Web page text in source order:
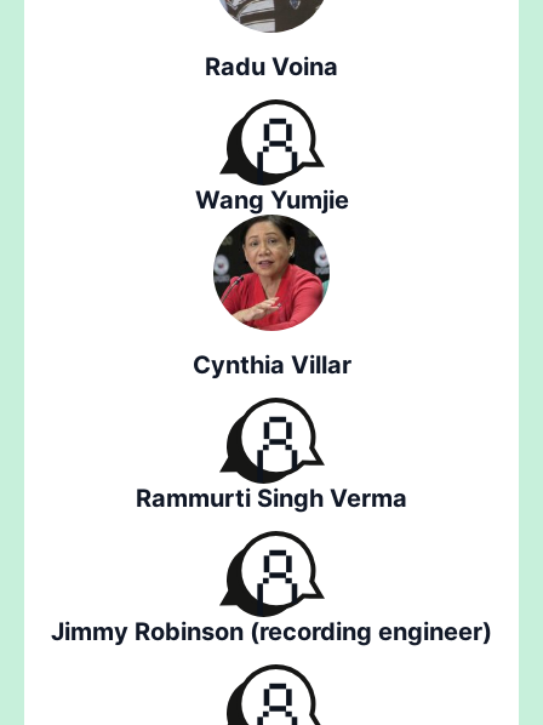
Radu Voina
Wang Yumjie
Cynthia Villar
Rammurti Singh Verma
Jimmy Robinson (recording engineer)